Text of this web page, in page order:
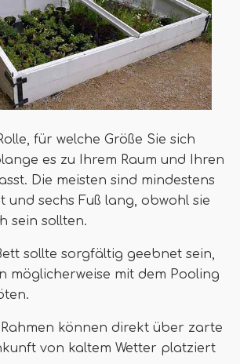
für welche Größe Sie sich
es zu Ihrem Raum und Ihren
Die meisten sind mindestens
und sechs Fuß lang, obwohl sie
sein sollten.
sollte sorgfältig geebnet sein,
möglicherweise mit dem Pooling
können direkt über zarte
von kaltem Wetter platziert